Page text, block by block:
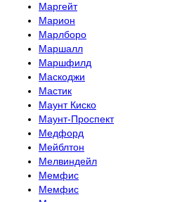
Маргейт
Марион
Марлборо
Маршалл
Маршфилд
Маскоджи
Мастик
Маунт Киско
Маунт-Проспект
Медфорд
Мейблтон
Мелвиндейл
Мемфис
Мемфис